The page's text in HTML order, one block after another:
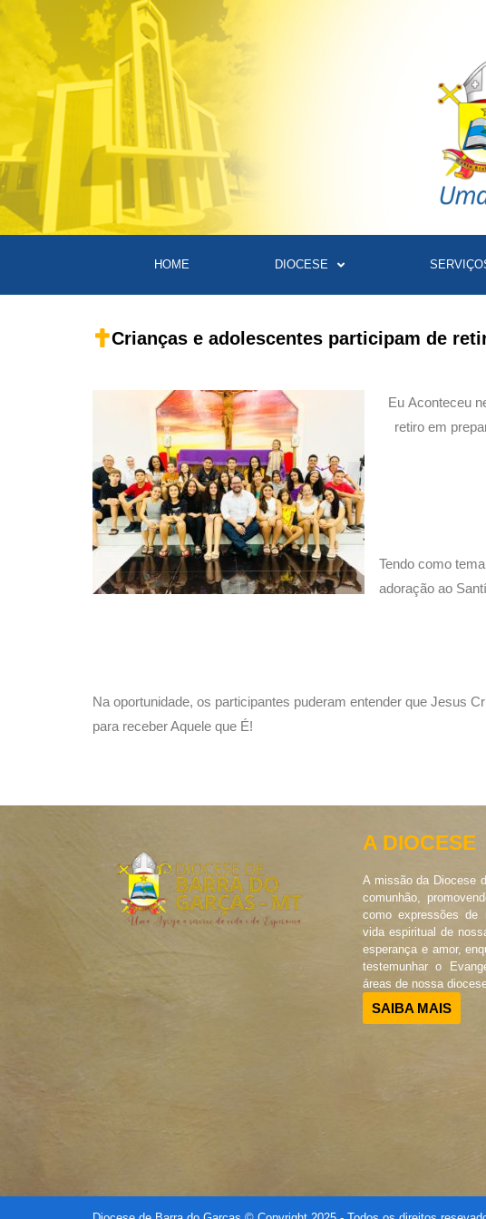
HOME DIOCESE
Crianças e adolescentes participam de
Eu Aconteceu
retiro em
Tendo como
adoração ao
Na oportunidade, os participantes puderam entender que Jesus
para receber Aquele que É!
A DIOCESE
A missão da Diocese
comunhão,
como expressões
vida espiritual de
esperança e amor,
testemunhar o
áreas de nossa
SAIBA MAIS